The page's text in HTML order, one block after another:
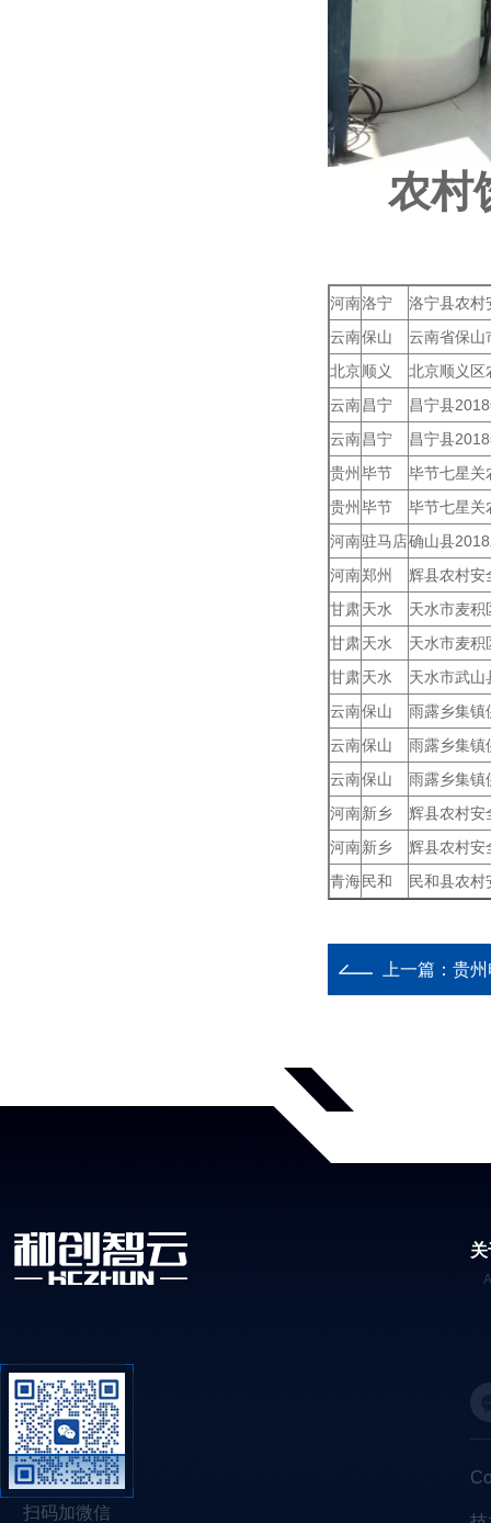
农村
河南洛宁
洛宁县农村
云南保山
云南省保山
北京顺义
北京顺义区
云南昌宁
昌宁县
云南昌宁
昌宁县
贵州 毕节
毕节七星关
贵州 毕节
毕节七星关
河南驻马店确山县
河南郑州
辉县农村安
甘肃天水
天水市麦积
甘肃天水
天水市麦积
甘肃天水
天水市武山
云南保山
雨露乡集
云南保山
雨露乡集
云南保山
雨露乡集
河南新乡
辉县农村安
河南新乡
辉县农村安
青海民和 民和县农
上一篇： 贵州
扫码加微信